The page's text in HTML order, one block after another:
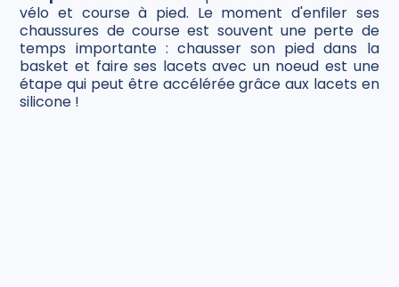
vélo et course à pied. Le moment d'enfiler ses
chaussures de course est souvent une perte de
temps importante : chausser son pied dans la
basket et faire ses lacets avec un noeud est une
étape qui peut être accélérée grâce aux lacets en
silicone !